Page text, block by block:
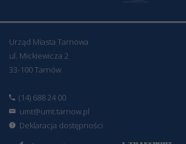
Urząd Miasta Tarnowa
ul. Mickiewicza 2
33-100 Tarnów
(14) 688 24 00
umt@umt.tarnow.pl
Deklaracja dostępności